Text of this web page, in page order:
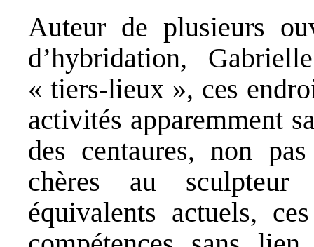
Auteur de plusieurs
d’hybridation,
« tiers-lieux », ces
activités apparemment
des centaures, non
chères au
équivalents actuels,